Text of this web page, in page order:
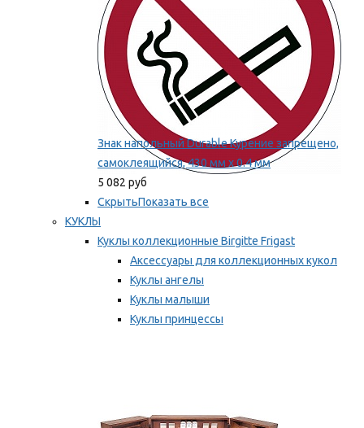
Знак напольный Durable Курение запрещено,
самоклеящийся, 430 мм х 0.4 мм
5 082 руб
СкрытьПоказать все
КУКЛЫ
Куклы коллекционные Birgitte Frigast
Аксессуары для коллекционных кукол
Куклы ангелы
Куклы малыши
Куклы принцессы